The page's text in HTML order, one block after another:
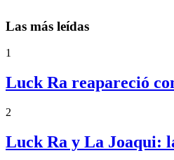
Las más leídas
1
Luck Ra reapareció
2
Luck Ra y La Joaqui: